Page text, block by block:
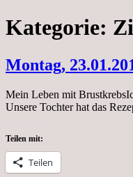
Kategorie:
Montag,
Mein Leben mit
Unsere Tochter hat das
Teilen mit:
Teilen